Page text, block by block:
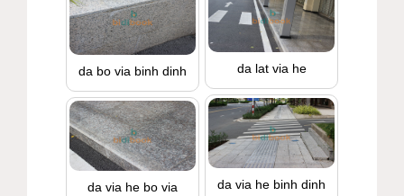
da bo via binh dinh da lat via he
da via he binh dinh
da via he bo via